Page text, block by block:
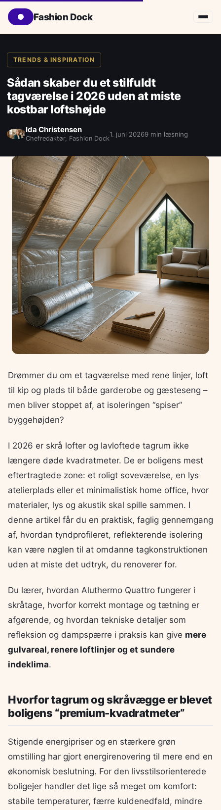
Fashion Dock
TRENDS & INSPIRATION
Sådan skaber du et stilfuldt
tagværelse i 2026 uden at miste
kostbar loftshøjde
Ida Christensen
Chefredaktør, Fashion Dock
1. juni 20269 min læsning
Drømmer du om et tagværelse med rene linjer, loft
til kip og plads til både garderobe og gæsteseng –
men bliver stoppet af, at isoleringen “spiser”
byggehøjden?
I 2026 er skrå lofter og lavloftede tagrum ikke
længere døde kvadratmeter. De er boligens mest
eftertragtede zone: et roligt soveværelse, en lys
atelierplads eller et minimalistisk home office, hvor
materialer, lys og akustik skal spille sammen. I
denne artikel får du en praktisk, faglig gennemgang
af, hvordan tyndprofileret, reflekterende isolering
kan være nøglen til at omdanne tagkonstruktionen
uden at miste det udtryk, du renoverer for.
Du lærer, hvordan Aluthermo Quattro fungerer i
skråtage, hvorfor korrekt montage og tætning er
afgørende, og hvordan tekniske detaljer som
refleksion og dampspærre i praksis kan give mere
gulvareal, renere loftlinjer og et sundere
indeklima.
Hvorfor tagrum og skråvægge er blevet
boligens “premium-kvadratmeter”
Stigende energipriser og en stærkere grøn
omstilling har gjort energirenovering til mere end en
økonomisk beslutning. For den livsstilsorienterede
boligejer handler det lige så meget om komfort:
stabile temperaturer, færre kuldenedfald, mindre